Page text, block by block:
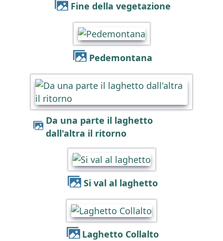
Fine della vegetazione
Pedemontana
Da una parte il laghetto
dall'altra il ritorno
Si val al laghetto
Laghetto Collalto